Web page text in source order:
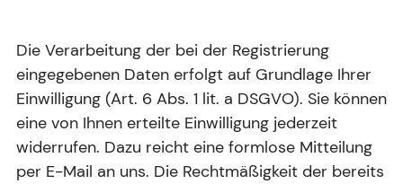
Die Verarbeitung der bei der Registrierung
eingegebenen Daten erfolgt auf Grundlage Ihrer
Einwilligung (Art. 6 Abs. 1 lit. a DSGVO). Sie können
eine von Ihnen erteilte Einwilligung jederzeit
widerrufen. Dazu reicht eine formlose Mitteilung
per E-Mail an uns. Die Rechtmäßigkeit der bereits